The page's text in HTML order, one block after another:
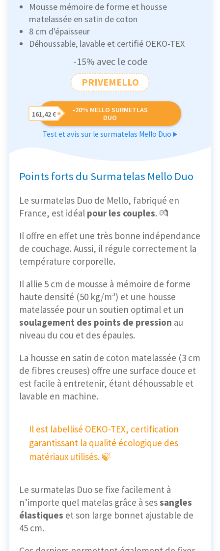
Mousse mémoire de forme et housse
matelassée en satin de coton
8 cm d'épaisseur
Déhoussable, lavable et certifié OEKO-TEX
-15% avec le code
PRIVEMELLO
-20% MELLO SURMETLAS
DUO
161,42 €
Test et avis sur le surmatelas Mello Duo
Points forts du Surmatelas Mello Duo
Le surmatelas Duo de Mello, fabriqué en
France, est idéal pour les couples. 💏
Il offre en effet une très bonne indépendance
de couchage. Aussi, il régule correctement la
température corporelle.
Il allie 5 cm de mousse à mémoire de forme
haute densité (50 kg/m³) et une housse
matelassée pour un soutien optimal et un
soulagement des points de pression au
niveau du cou et des épaules.
La housse en satin de coton matelassée (3 cm
de fibres creuses) offre une surface douce et
est facile à entretenir, étant déhoussable et
lavable en machine.
Il est labellisé OEKO-TEX, certification
garantissant la qualité écologique des
matériaux utilisés. 🍃
Le surmatelas Duo se fixe facilement à
n’importe quel matelas grâce à sessangles
élastiques et son large bonnet ajustable de
45 cm.